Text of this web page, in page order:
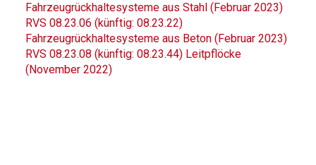
Fahrzeugrückhaltesysteme aus Stahl (Februar 2023)
RVS 08.23.06 (künftig: 08.23.22)
Fahrzeugrückhaltesysteme aus Beton (Februar 2023)
RVS 08.23.08 (künftig: 08.23.44) Leitpflöcke
(November 2022)